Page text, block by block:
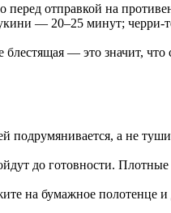
отправкой на
— 20–25 минут;
— это значит,
а не
до готовности. Плотные
на бумажное полотенце и